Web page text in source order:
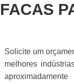
FACAS
Solicite um
melhores